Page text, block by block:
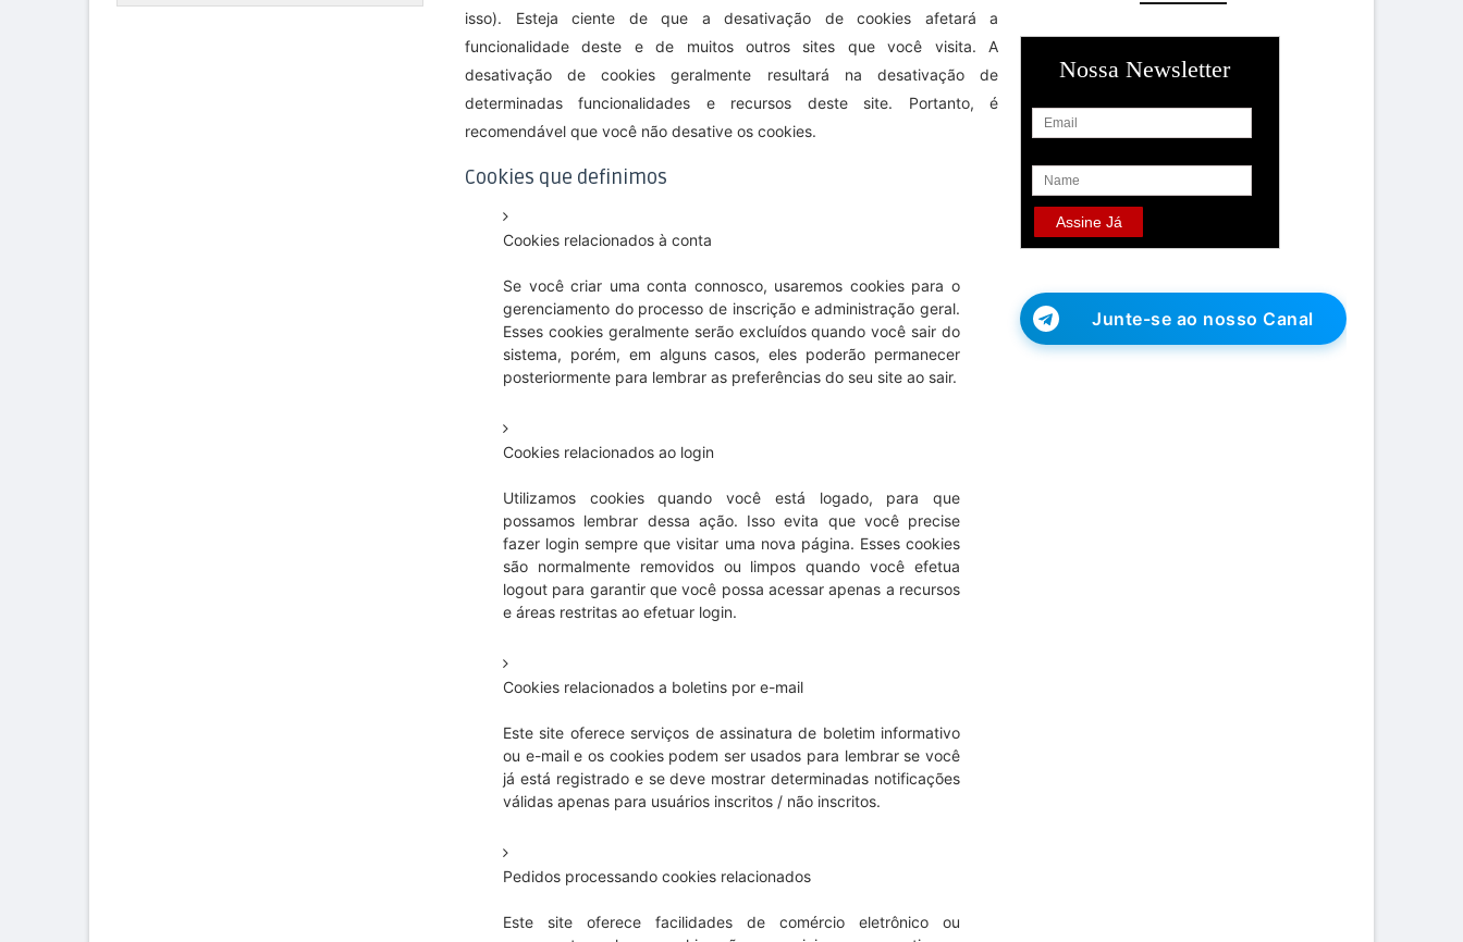
isso). Esteja ciente de que a desativação de cookies afetará a
funcionalidade deste e de muitos outros sites que você visita. A
desativação de cookies geralmente resultará na desativação de
determinadas funcionalidades e recursos deste site. Portanto, é
recomendável que você não desative os cookies.
Cookies que definimos
Cookies relacionados à conta
Se você criar uma conta connosco, usaremos cookies para o
gerenciamento do processo de inscrição e administração geral.
Esses cookies geralmente serão excluídos quando você sair do
sistema, porém, em alguns casos, eles poderão permanecer
posteriormente para lembrar as preferências do seu site ao sair.
Cookies relacionados ao login
Utilizamos cookies quando você está logado, para que
possamos lembrar dessa ação. Isso evita que você precise
fazer login sempre que visitar uma nova página. Esses cookies
são normalmente removidos ou limpos quando você efetua
logout para garantir que você possa acessar apenas a recursos
e áreas restritas ao efetuar login.
Cookies relacionados a boletins por e-mail
Este site oferece serviços de assinatura de boletim informativo
ou e-mail e os cookies podem ser usados ​​para lembrar se você
já está registrado e se deve mostrar determinadas notificações
válidas apenas para usuários inscritos / não inscritos.
Pedidos processando cookies relacionados
Este site oferece facilidades de comércio eletrônico ou
Nossa Newsletter
Junte-se ao nosso Canal